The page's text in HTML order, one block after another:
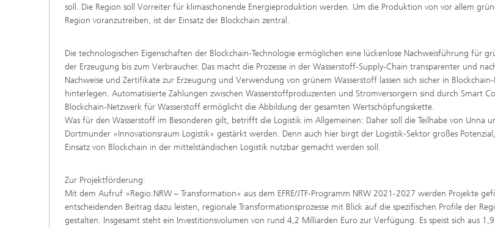
soll. Die Region soll Vorreiter für klimaschonende Energieproduktion werden. Um die Produktion von vor allem
Region voranzutreiben, ist der Einsatz der Blockchain zentral.
Die technologischen Eigenschaften der Blockchain-Technologie ermöglichen eine lückenlose Nachweisführung für
der Erzeugung bis zum Verbraucher. Das macht die Prozesse in der Wasserstoff-Supply-Chain transparenter und
Nachweise und Zertifikate zur Erzeugung und Verwendung von grünem Wasserstoff lassen sich sicher in
hinterlegen. Automatisierte Zahlungen zwischen Wasserstoffproduzenten und Stromversorgern sind durch Smart
Blockchain-Netzwerk für Wasserstoff ermöglicht die Abbildung der gesamten Wertschöpfungskette.
Was für den Wasserstoff im Besonderen gilt, betrifft die Logistik im Allgemeinen: Daher soll die Teilhabe von Unna
Dortmunder »Innovationsraum Logistik« gestärkt werden. Denn auch hier birgt der Logistik-Sektor großes
Einsatz von Blockchain in der mittelständischen Logistik nutzbar gemacht werden soll.
Zur Projektförderung:
Mit dem Aufruf »Regio.NRW – Transformation« aus dem EFRE/JTF-Programm NRW 2021-2027 werden Projekte
entscheidenden Beitrag dazu leisten, regionale Transformationsprozesse mit Blick auf die spezifischen Profile der
gestalten. Insgesamt steht ein Investitionsvolumen von rund 4,2 Milliarden Euro zur Verfügung. Es speist sich aus